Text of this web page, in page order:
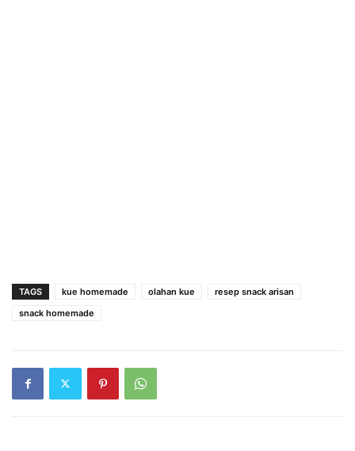
TAGS kue homemade olahan kue
resep snack arisan
snack homemade